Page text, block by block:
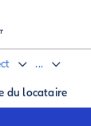
...
du locataire